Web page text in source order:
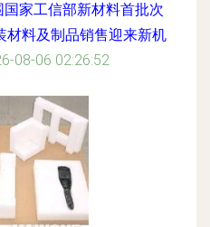
家工信部新材料首批次
材料及制品销售迎来新机
08-06 02:26:52